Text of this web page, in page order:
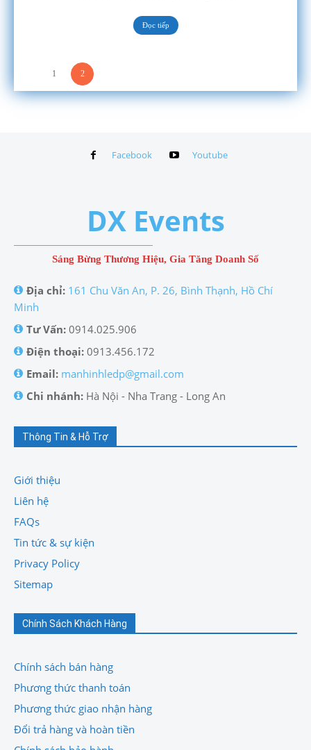
Đọc tiếp
1 2
Facebook Youtube
DX Events
Sáng Bừng Thương Hiệu, Gia Tăng Doanh Số
Địa chỉ: 161 Chu Văn An, P. 26, Bình Thạnh, Hồ Chí
Minh
Tư Vấn: 0914.025.906
Điện thoại: 0913.456.172
Email: manhinhledp@gmail.com
Chi nhánh: Hà Nội - Nha Trang - Long An
Thông Tin & Hỗ Trợ
Giới thiệu
Liên hệ
FAQs
Tin tức & sự kiện
Privacy Policy
Sitemap
Chính Sách Khách Hàng
Chính sách bán hàng
Phương thức thanh toán
Phương thức giao nhận hàng
Đổi trả hàng và hoàn tiền